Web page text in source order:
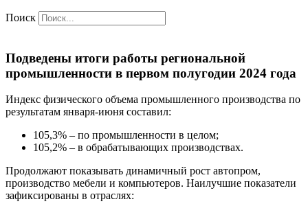
Поиск
Подведены итоги работы региональной
промышленности в первом полугодии 2024 года
Индекс физического объема промышленного производства по
результатам января-июня составил:
105,3% – по промышленности в целом;
105,2% – в обрабатывающих производствах.
Продолжают показывать динамичный рост автопром,
производство мебели и компьютеров. Наилучшие показатели
зафиксированы в отраслях: